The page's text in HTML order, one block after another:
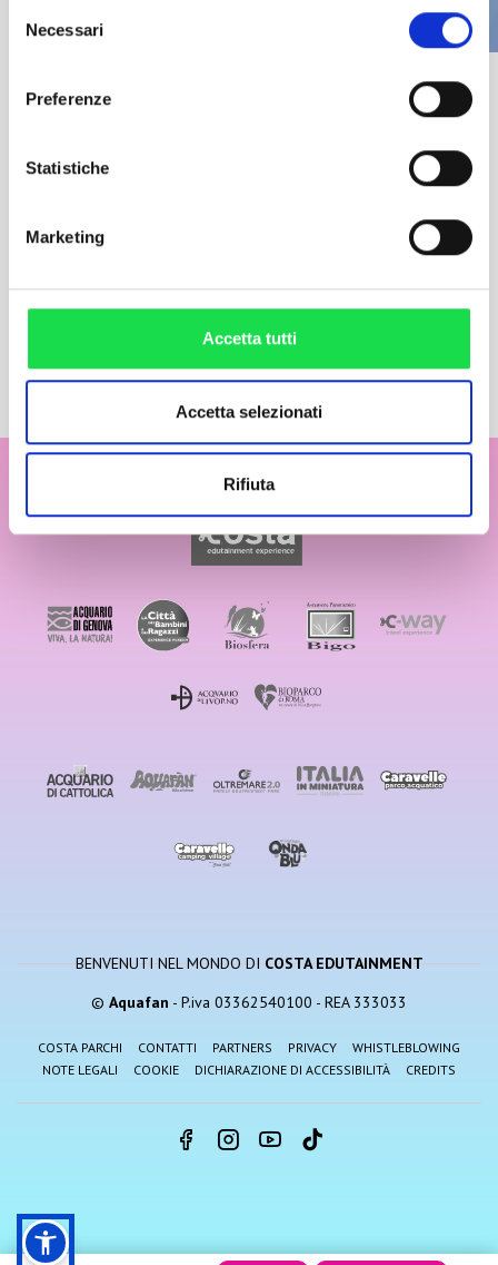
delNecessari
Preferenze
Statistiche
Marketing
Accetta tutti
Accetta selezionati
Rifiuta
PREC
SUCC
Surfing Hill
BENVENUTI NEL MONDO DICOSTA EDUTAINMENT
© Aquafan - P.iva 03362540100 - REA 333033
COSTA PARCHI CONTATTI PARTNERS PRIVACY
WHISTLEBLOWING
NOTE LEGALI
COOKIE DICHIARAZIONE DI ACCESSIBILITÀ CREDITS